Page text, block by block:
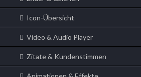
Icon-Übersicht
Video & Audio Player
Zitate & Kundenstimmen